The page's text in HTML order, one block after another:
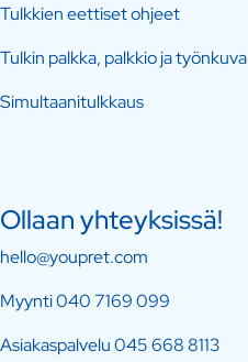
Tulkkien eettiset ohjeet
Tulkin palkka, palkkio ja työnkuva
Simultaanitulkkaus
Ollaan yhteyksissä!
hello@youpret.com
Myynti040 7169 099
Asiakaspalvelu045 668 8113